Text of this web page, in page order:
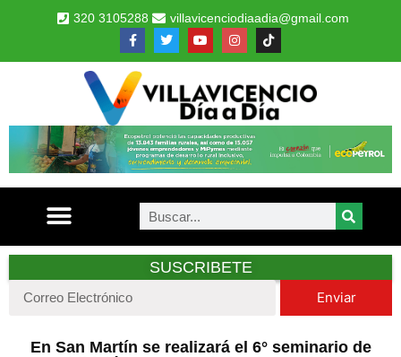
320 3105288 villavicenciodiaadia@gmail.com
SUSCRIBETE
Enviar
En San Martín se realizará el 6° seminario de